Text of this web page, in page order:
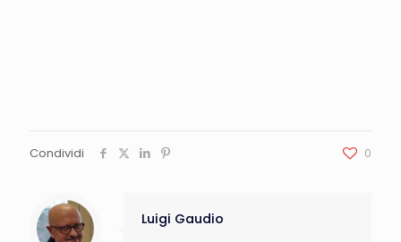
Condividi 0
Luigi Gaudio